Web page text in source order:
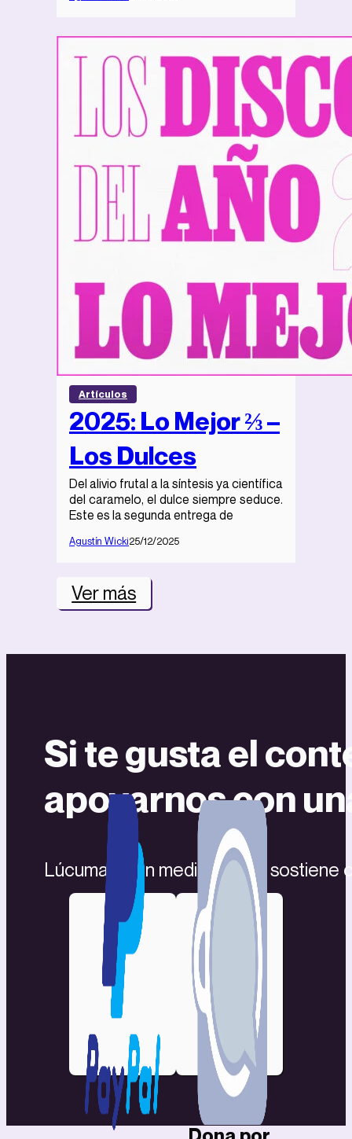
Artículos
2025: Lo Mejor ⅔ –
Los Dulces
Del alivio frutal a la síntesis ya científica
del caramelo, el dulce siempre seduce.
Este es la segunda entrega de
Agustín Wicki25/12/2025
Ver más
Si te gusta el
apoyarnos con
Lúcuma es un medio que se